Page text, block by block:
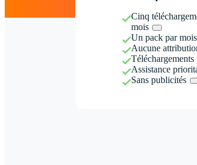
Cinq
mois
Un pack par mois
Aucune
Téléchargements
Assistance
Sans publicités